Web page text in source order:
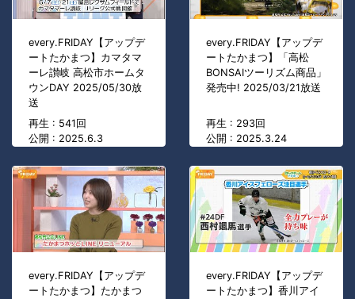
every.FRIDAY【アップデ
ートたかまつ】カマタマ
ーレ讃岐 高松市ホームタ
ウンDAY 2025/05/30放
送
再生 : 541回
公開 : 2025.6.3
every.FRIDAY【アップデ
ートたかまつ】「高松
BONSAIツーリズム商品」
発売中! 2025/03/21放送
再生 : 293回
公開 : 2025.3.24
every.FRIDAY【アップデ
ートたかまつ】たかまつ
every.FRIDAY【アップデ
ートたかまつ】香川アイ